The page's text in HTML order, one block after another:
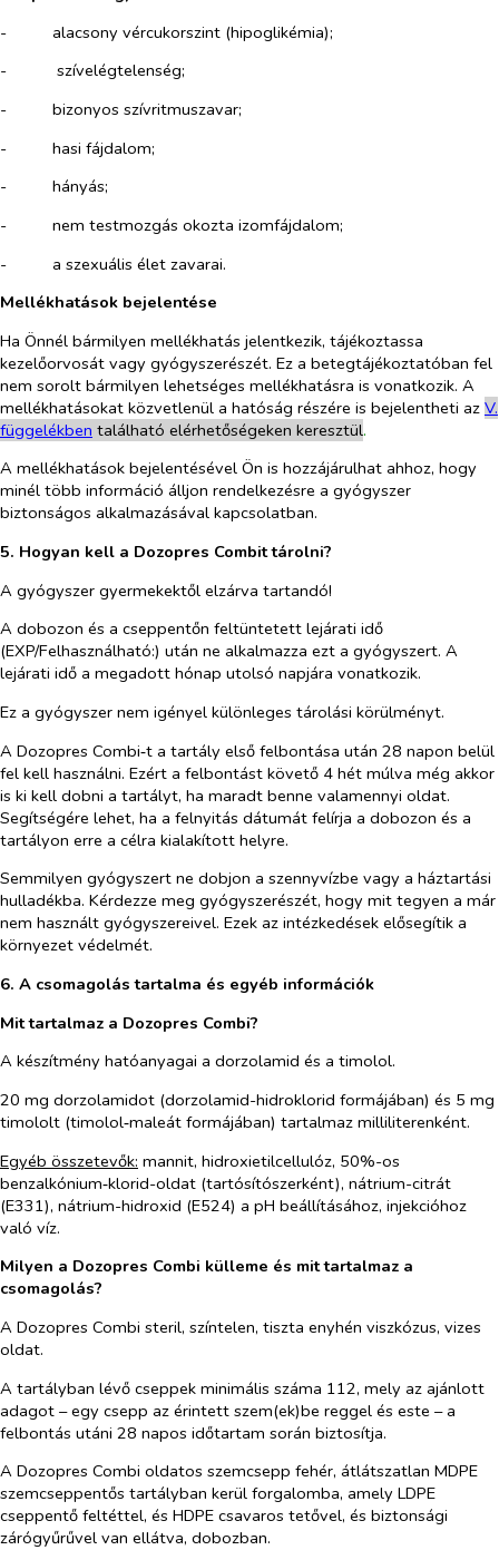
-​
alacsony vércukorszint (hipoglikémia);
-​
szívelégtelenség;
-​
bizonyos szívritmuszavar;
-​
hasi fájdalom;
-​
hányás;
-​
nem testmozgás okozta izomfájdalom;
-​
a szexuális élet zavarai.
Mellékhatások bejelentése
Ha Önnél bármilyen mellékhatás jelentkezik, tájékoztassa
kezelőorvosát vagy gyógyszerészét. Ez a betegtájékoztatóban fel
nem sorolt bármilyen lehetséges mellékhatásra is vonatkozik. A
mellékhatásokat közvetlenül a hatóság részére is bejelentheti az V.
függelékben található elérhetőségeken keresztül.
A mellékhatások bejelentésével Ön is hozzájárulhat ahhoz, hogy
minél több információ álljon rendelkezésre a gyógyszer
biztonságos alkalmazásával kapcsolatban.
5. Hogyan kell a Dozopres Combit tárolni?
A gyógyszer gyermekektől elzárva tartandó!
A dobozon és a cseppentőn feltüntetett lejárati idő
(EXP/Felhasználható:) után ne alkalmazza ezt a gyógyszert. A
lejárati idő a megadott hónap utolsó napjára vonatkozik.
Ez a gyógyszer nem igényel különleges tárolási körülményt.
A Dozopres Combi‑t a tartály első felbontása után 28 napon belül
fel kell használni. Ezért a felbontást követő 4 hét múlva még akkor
is ki kell dobni a tartályt, ha maradt benne valamennyi oldat.
Segítségére lehet, ha a felnyitás dátumát felírja a dobozon és a
tartályon erre a célra kialakított helyre.
Semmilyen gyógyszert ne dobjon a szennyvízbe vagy a háztartási
hulladékba. Kérdezze meg gyógyszerészét, hogy mit tegyen a már
nem használt gyógyszereivel. Ezek az intézkedések elősegítik a
környezet védelmét.
6. A csomagolás tartalma és egyéb információk
Mit tartalmaz a Dozopres Combi?
A készítmény hatóanyagai a dorzolamid és a timolol.
20 mg dorzolamidot (dorzolamid-hidroklorid formájában) és 5 mg
timololt (timolol‑maleát formájában) tartalmaz milliliterenként.
Egyéb összetevők: mannit, hidroxietilcellulóz, 50%-os
benzalkónium‑klorid-oldat (tartósítószerként), nátrium-citrát
(E331), nátrium-hidroxid (E524) a pH beállításához, injekcióhoz
való víz.
Milyen a Dozopres Combi külleme és mit tartalmaz a
csomagolás?
A Dozopres Combi steril, színtelen, tiszta enyhén viszkózus, vizes
oldat.
A tartályban lévő cseppek minimális száma 112, mely az ajánlott
adagot – egy csepp az érintett szem(ek)be reggel és este – a
felbontás utáni 28 napos időtartam során biztosítja.
A Dozopres Combi oldatos szemcsepp fehér, átlátszatlan MDPE
szemcseppentős tartályban kerül forgalomba, amely LDPE
cseppentő feltéttel, és HDPE csavaros tetővel, és biztonsági
zárógyűrűvel van ellátva, dobozban.